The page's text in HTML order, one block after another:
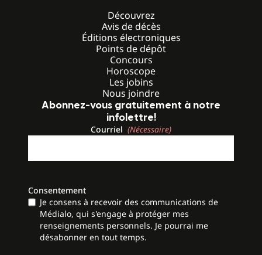
Découvrez
Avis de décès
Éditions électroniques
Points de dépôt
Concours
Horoscope
Les jobins
Nous joindre
Abonnez-vous gratuitement à notre
infolettre!
Courriel (Nécessaire)
Consentement
Je consens à recevoir des communications de
Médialo, qui s'engage à protéger mes
renseignements personnels. Je pourrai me
désabonner en tout temps.